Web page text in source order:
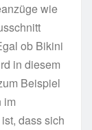
wie
ob Bikini
in diesem
Beispiel
im
dass sich